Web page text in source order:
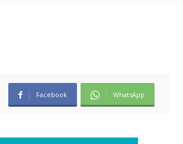
Facebook WhatsApp